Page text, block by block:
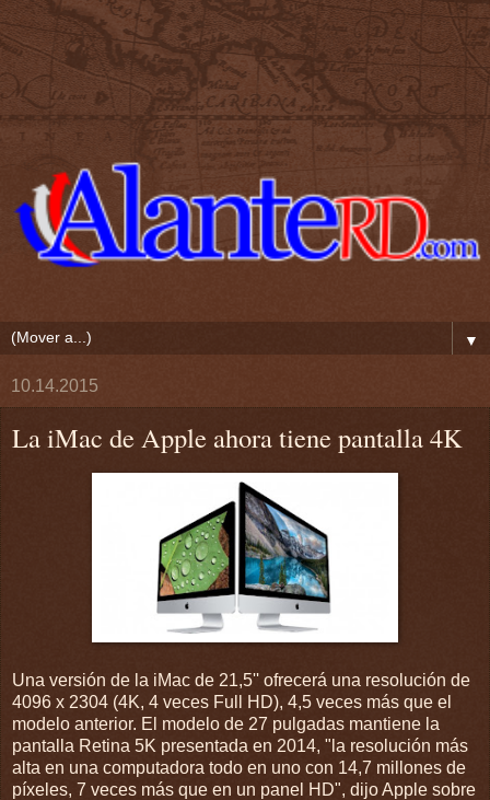
▼
10.14.2015
La iMac de Apple ahora tiene pantalla 4K
Una versión de la iMac de 21,5'' ofrecerá una resolución de
4096 x 2304 (4K, 4 veces Full HD), 4,5 veces más que el
modelo anterior. El modelo de 27 pulgadas mantiene la
pantalla Retina 5K presentada en 2014, "la resolución más
alta en una computadora todo en uno con 14,7 millones de
píxeles, 7 veces más que en un panel HD", dijo Apple sobre